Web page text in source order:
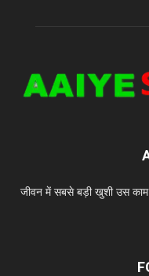
जीवन में सबसे बड़ी खुशी उस